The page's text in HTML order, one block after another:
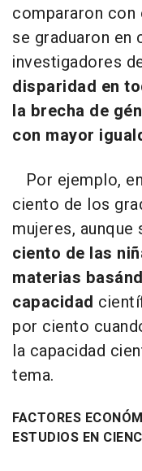
compararon con
se graduaron en
investigadores
disparidad en
la brecha de
con mayor
Por ejemplo,
ciento de los
mujeres, aunque
ciento de las
materias
capacidad
por ciento
la capacidad
tema.
FACTORES
ESTUDIOS EN